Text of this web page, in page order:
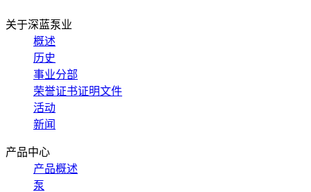
关于深蓝泵业
概述
历史
事业分部
荣誉证书证明文件
活动
新闻
产品中心
产品概述
泵